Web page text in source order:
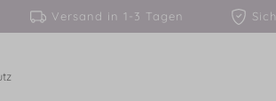
Versand in 1-3 Tagen